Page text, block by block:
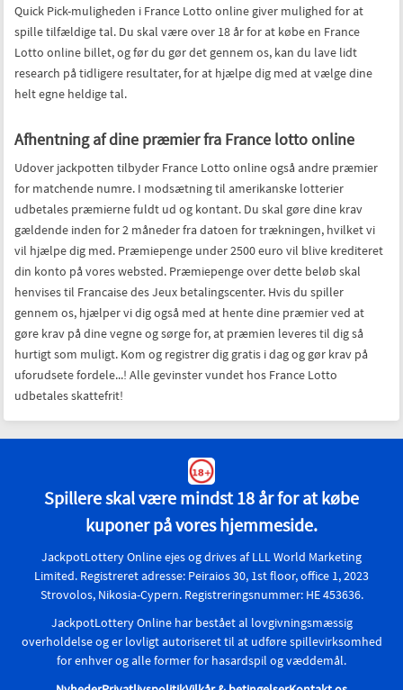
skeptisk over for at vælge tallene, har vi også en lottotalgenerator, og
Quick Pick-muligheden i France Lotto online giver mulighed for at
spille tilfældige tal. Du skal være over 18 år for at købe en France
Lotto online billet, og før du gør det gennem os, kan du lave lidt
research på tidligere resultater, for at hjælpe dig med at vælge dine
Afhentning af dine præmier fra France lotto online
Udover jackpotten tilbyder France Lotto online også andre præmier
for matchende numre. I modsætning til amerikanske lotterier
udbetales præmierne fuldt ud og kontant. Du skal gøre dine krav
gældende inden for 2 måneder fra datoen for trækningen, hvilket vi
vil hjælpe dig med. Præmiepenge under 2500 euro vil blive krediteret
din konto på vores websted. Præmiepenge over dette beløb skal
henvises til Francaise des Jeux betalingscenter. Hvis du spiller
gennem os, hjælper vi dig også med at hente dine præmier ved at
gøre krav på dine vegne og sørge for, at præmien leveres til dig så
hurtigt som muligt. Kom og registrer dig gratis i dag og gør krav på
uforudsete fordele...! Alle gevinster vundet hos France Lotto
Spillere skal være mindst 18 år for at købe
JackpotLottery Online ejes og drives af LLL World Marketing
Limited. Registreret adresse: Peiraios 30, 1st floor, office 1, 2023
Strovolos, Nikosia-Cypern. Registreringsnummer: HE 453636.
JackpotLottery Online har bestået al lovgivningsmæssig
overholdelse og er lovligt autoriseret til at udføre spillevirksomhed
for enhver og alle former for hasardspil og væddemål.